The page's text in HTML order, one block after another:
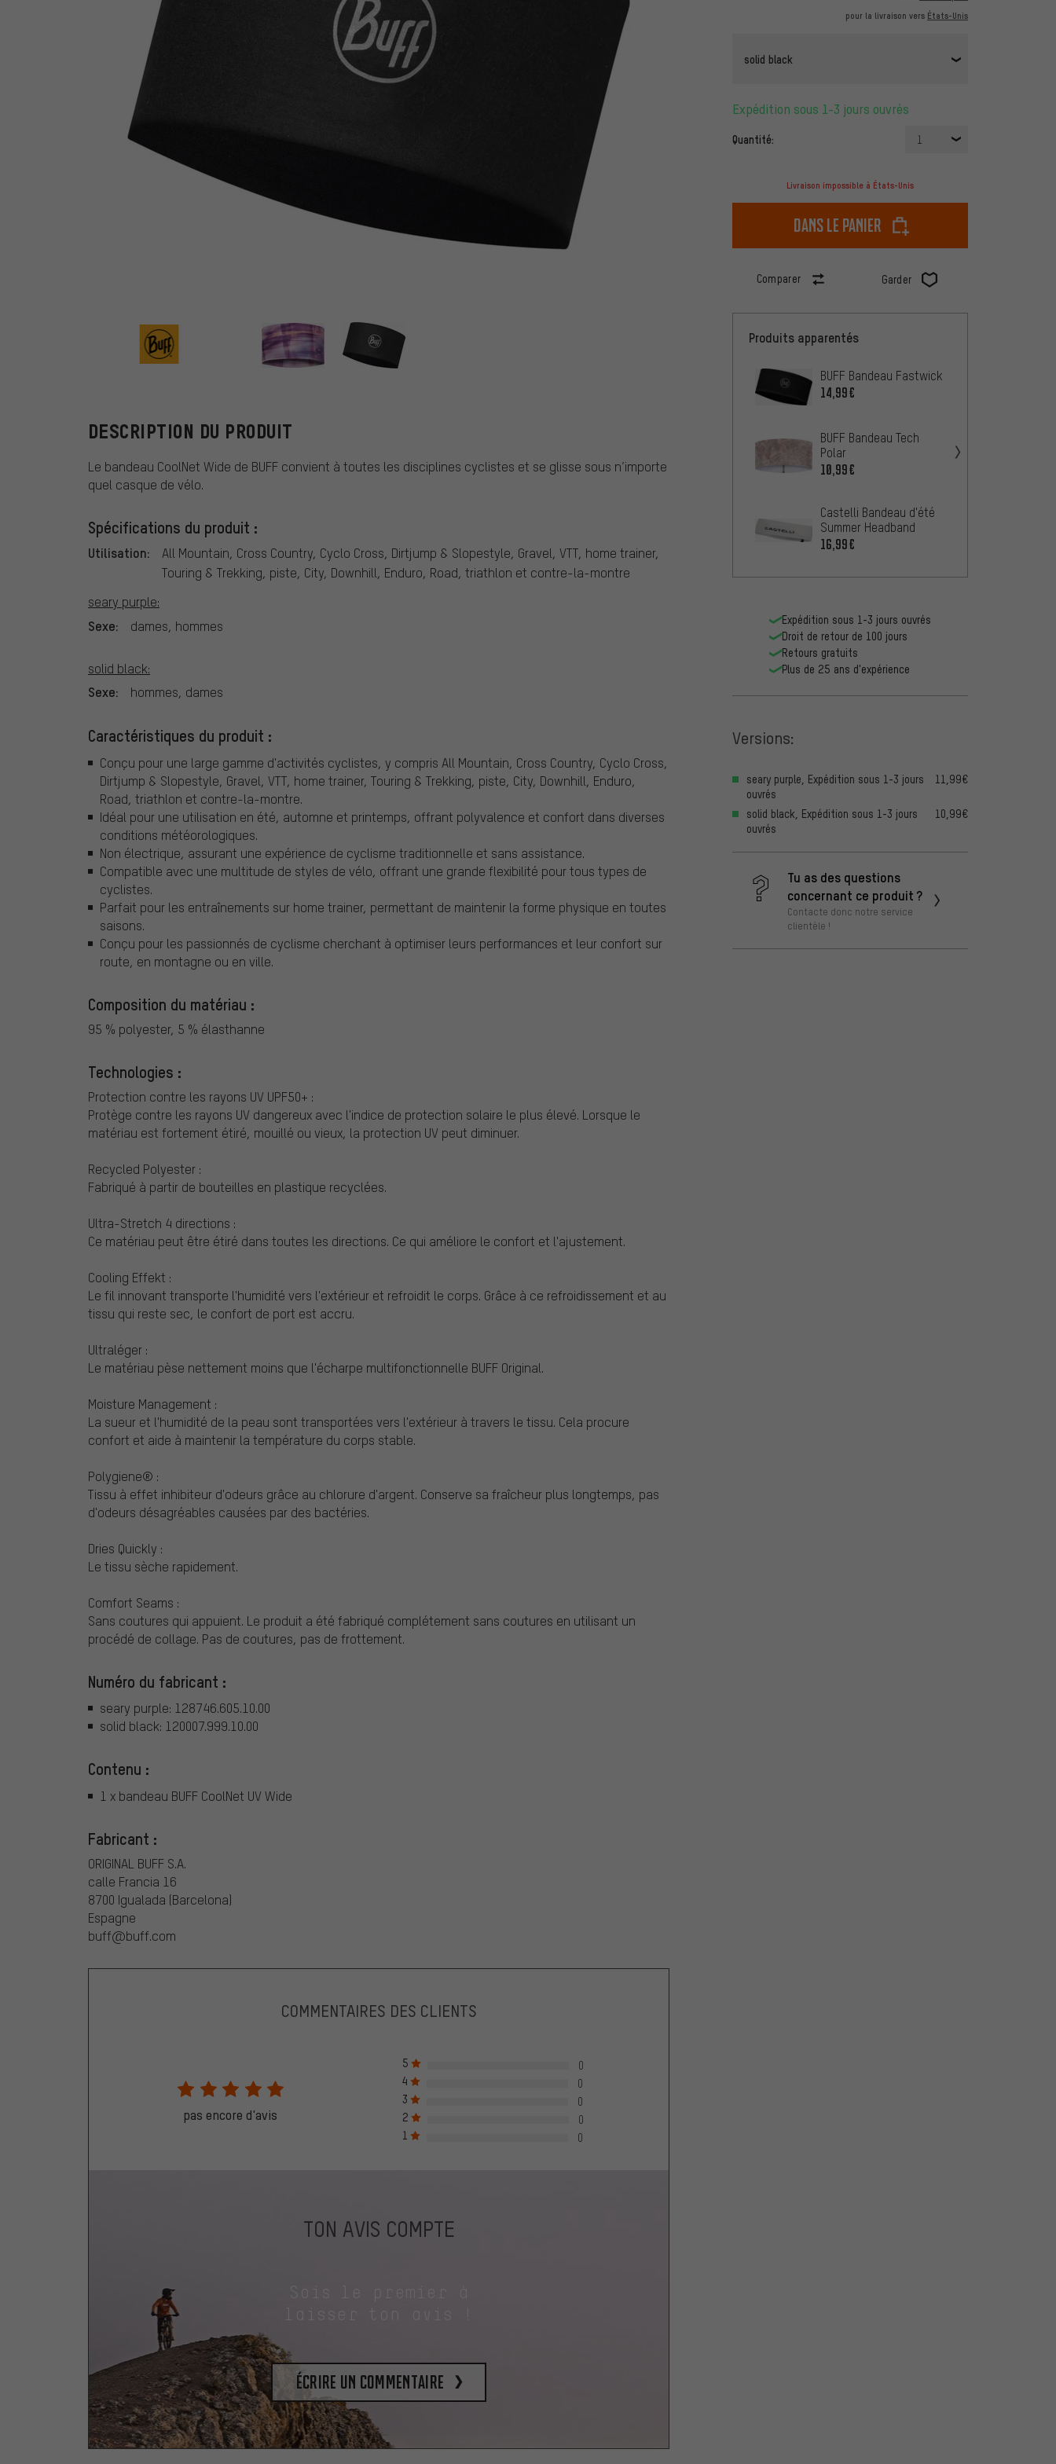
pour la livraison vers États-Unis
solid black
Expédition sous 1-3 jours ouvrés
Quantité: 1
Livraison impossible à États-Unis
dans le panier
Comparer Garder
BUFF
DESCRIPTION DU PRODUIT
Le bandeau CoolNet Wide de BUFF convient à toutes les disciplines cyclistes et se glisse sous n’importe
quel casque de vélo.
Spécifications du produit :
Utilisation:
All Mountain, Cross Country, Cyclo Cross, Dirtjump & Slopestyle, Gravel, VTT, home trainer,
Touring & Trekking, piste, City, Downhill, Enduro, Road, triathlon et contre-la-montre
seary purple:
Sexe: dames, hommes
solid black:
Sexe: hommes, dames
Caractéristiques du produit :
Conçu pour une large gamme d'activités cyclistes, y compris All Mountain, Cross Country, Cyclo Cross,
Dirtjump & Slopestyle, Gravel, VTT, home trainer, Touring & Trekking, piste, City, Downhill, Enduro,
Road, triathlon et contre-la-montre.
Idéal pour une utilisation en été, automne et printemps, offrant polyvalence et confort dans diverses
conditions météorologiques.
Non électrique, assurant une expérience de cyclisme traditionnelle et sans assistance.
Compatible avec une multitude de styles de vélo, offrant une grande flexibilité pour tous types de
cyclistes.
Parfait pour les entraînements sur home trainer, permettant de maintenir la forme physique en toutes
saisons.
Conçu pour les passionnés de cyclisme cherchant à optimiser leurs performances et leur confort sur
route, en montagne ou en ville.
Composition du matériau :
95 % polyester, 5 % élasthanne
Technologies :
Protection contre les rayons UV UPF50+ :
Protège contre les rayons UV dangereux avec l'indice de protection solaire le plus élevé. Lorsque le
matériau est fortement étiré, mouillé ou vieux, la protection UV peut diminuer.
Recycled Polyester :
Fabriqué à partir de bouteilles en plastique recyclées.
Ultra-Stretch 4 directions :
Ce matériau peut être étiré dans toutes les directions. Ce qui améliore le confort et l'ajustement.
Cooling Effekt :
Le fil innovant transporte l'humidité vers l'extérieur et refroidit le corps. Grâce à ce refroidissement et au
tissu qui reste sec, le confort de port est accru.
Ultraléger :
Le matériau pèse nettement moins que l'écharpe multifonctionnelle BUFF Original.
Moisture Management :
La sueur et l'humidité de la peau sont transportées vers l'extérieur à travers le tissu. Cela procure
confort et aide à maintenir la température du corps stable.
Polygiene® :
Tissu à effet inhibiteur d'odeurs grâce au chlorure d'argent. Conserve sa fraîcheur plus longtemps, pas
d'odeurs désagréables causées par des bactéries.
Dries Quickly :
Le tissu sèche rapidement.
Comfort Seams :
Sans coutures qui appuient. Le produit a été fabriqué complétement sans coutures en utilisant un
procédé de collage. Pas de coutures, pas de frottement.
Numéro du fabricant :
seary purple: 128746.605.10.00
solid black: 120007.999.10.00
Contenu :
1 x bandeau BUFF CoolNet UV Wide
Fabricant :
ORIGINAL BUFF S.A.
calle Francia 16
8700 Igualada (Barcelona)
Espagne
buff@buff.com
Produits apparentés
BUFF Bandeau Fastwick
14,99€
BUFF Bandeau Tech
Polar
10,99€
Castelli Bandeau d'été
Summer Headband
16,99€
Expédition sous 1-3 jours ouvrés
Droit de retour de 100 jours
Retours gratuits
Plus de 25 ans d'expérience
Versions:
seary purple, Expédition sous 1-3 jours
ouvrés
11,99€
solid black, Expédition sous 1-3 jours
ouvrés
10,99€
Tu as des questions
concernant ce produit ?
Contacte donc notre service
clientèle !
COMMENTAIRES DES CLIENTS
pas encore d'avis
5
0
4
0
3
0
2
0
1
0
TON AVIS COMPTE
laisser ton avis !
Écrire un commentaire